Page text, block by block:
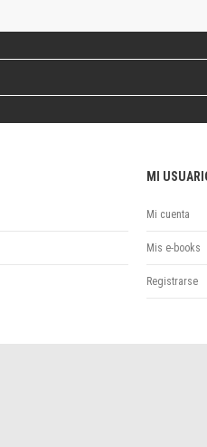
MI
Mi cuenta
Mis e-books
Registrarse